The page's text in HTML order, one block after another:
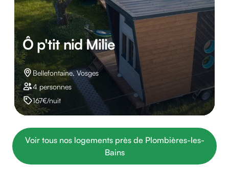
Ô p'tit nid Milie
Bellefontaine, Vosges
4 personnes
167€/nuit
Voir tous nos logements près de Plombières-les-
Bains